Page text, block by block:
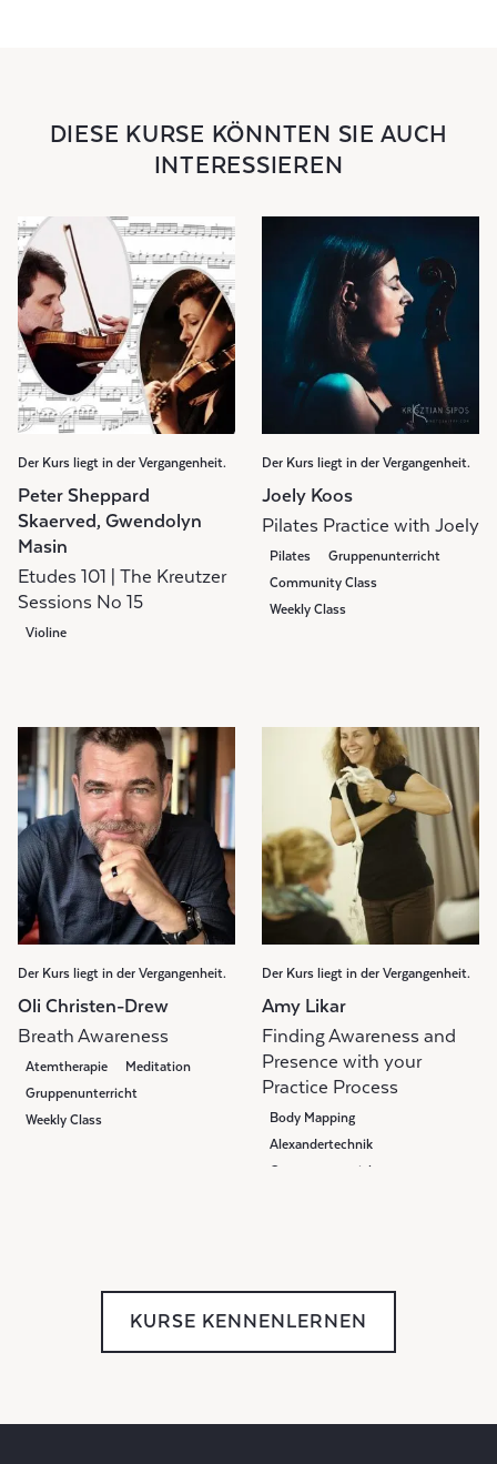
DIESE KURSE KÖNNTEN SIE AUCH
INTERESSIEREN
Der Kurs liegt in der Vergangenheit.
Peter Sheppard
Skaerved, Gwendolyn
Masin
Etudes 101 | The Kreutzer
Sessions No 15
Violine
Der Kurs liegt in der Vergangenheit.
Joely Koos
Pilates Practice with Joely
Pilates
Gruppenunterricht
Community Class
Weekly Class
Der Kurs liegt in der Vergangenheit.
Oli Christen-Drew
Breath Awareness
Atemtherapie
Meditation
Gruppenunterricht
Weekly Class
Der Kurs liegt in der Vergangenheit.
Amy Likar
Finding Awareness and
Presence with your
Practice Process
Body Mapping
Alexandertechnik
Gruppenunterricht
KURSE KENNENLERNEN